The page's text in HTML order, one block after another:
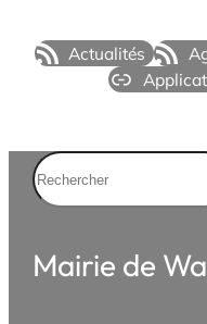
Actualités
Rechercher
Mairie de